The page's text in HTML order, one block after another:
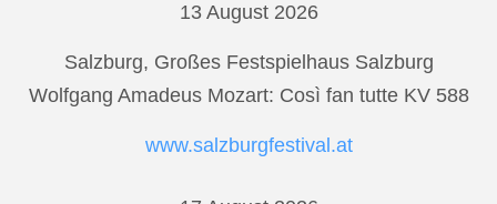
13 August 2026
Salzburg, Großes Festspielhaus Salzburg
Wolfgang Amadeus Mozart: Così fan tutte KV 588
www.salzburgfestival.at